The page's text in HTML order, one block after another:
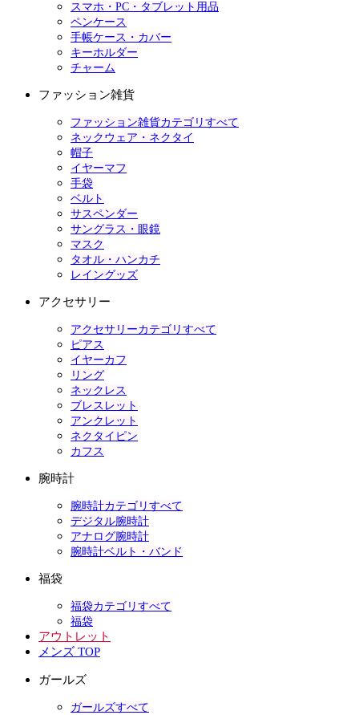
スマホ・PC・タブレット用品
ペンケース
手帳ケース・カバー
キーホルダー
チャーム
ファッション雑貨
ファッション雑貨カテゴリすべて
ネックウェア・ネクタイ
帽子
イヤーマフ
手袋
ベルト
サスペンダー
サングラス・眼鏡
マスク
タオル・ハンカチ
レイングッズ
アクセサリー
アクセサリーカテゴリすべて
ピアス
イヤーカフ
リング
ネックレス
ブレスレット
アンクレット
ネクタイピン
カフス
腕時計
腕時計カテゴリすべて
デジタル腕時計
アナログ腕時計
腕時計ベルト・バンド
福袋
福袋カテゴリすべて
福袋
アウトレット
メンズ TOP
ガールズ
ガールズすべて